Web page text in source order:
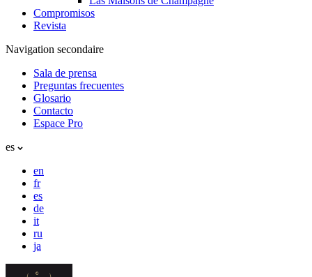
Compromisos
Revista
Navigation secondaire
Sala de prensa
Preguntas frecuentes
Glosario
Contacto
Espace Pro
es
en
fr
es
de
it
ru
ja